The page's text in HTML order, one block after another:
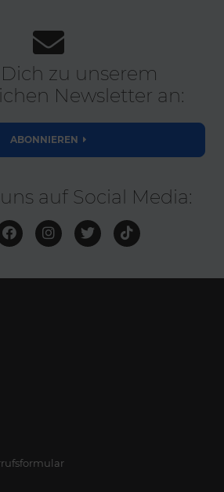
zu unserem
Newsletter an:
ABONNIEREN
auf Social Media: